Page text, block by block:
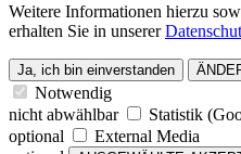
Weitere Informationen hierzu
erhalten Sie in unserer
Ja, ich bin einverstanden
Notwendig
nicht abwählbar
Statistik
optional
External Media